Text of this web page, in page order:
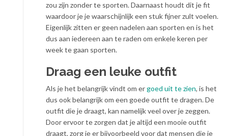
zou zijn zonder te sporten. Daarnaast houdt dit je fit
waardoor je je waarschijnlijk een stuk fijner zult voelen.
Eigenlijk zitten er geen nadelen aan sporten en is het
dus aan iedereen aan te raden om enkele keren per
week te gaan sporten.
Draag een leuke outfit
Als je het belangrijk vindt om ergoed uit te zien, is het
dus ook belangrijk om een goede outfit te dragen. De
outfit die je draagt, kan namelijk veel over je zeggen.
Door ervoor te zorgen dat je altijd een mooie outfit
draagt, zorg je er bijvoorbeeld voor dat mensen die je